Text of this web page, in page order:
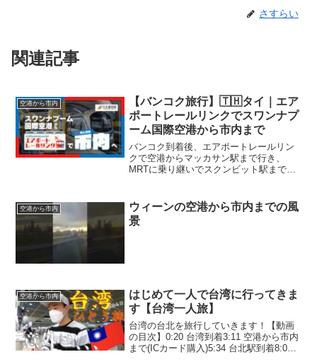
さすらい
関連記事
空港から市内
【バンコク旅行】🇹🇭タイ｜エア
ポートレールリンクでスワンナプ
ーム国際空港から市内まで
バンコク到着後、エアポートレールリン
クで空港からマッカサン駅まで行き、
MRTに乗り継いでスクンビット駅まで行
港からバンコク市内までの移動方法を網
羅した完全版はこちら↓ス...
空港から市内
ウィーンの空港から市内までの風
景
空港から市内
はじめて一人で台湾に行ってきま
す【台湾一人旅】
台湾の台北を旅行していきます！【動画
の目次】0:20 台湾到着3:11 空港から市内
まで(ICカード購入)5:34 台北駅到着8:05